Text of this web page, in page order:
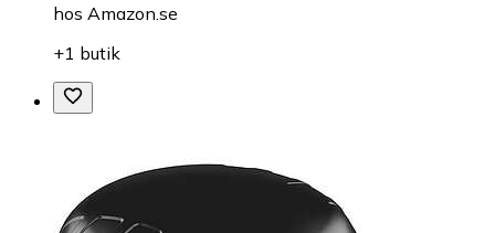
hos Amazon.se
+1 butik